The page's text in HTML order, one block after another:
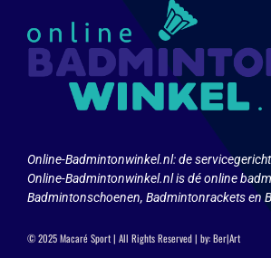
Online-Badmintonwinkel.nl:de
Online-Badmintonwinkel.nl is dé online
Badmintonschoenen, Badmintonrackets en
© 2025 Macaré Sport | All Rights Reserved | by:Ber|Art